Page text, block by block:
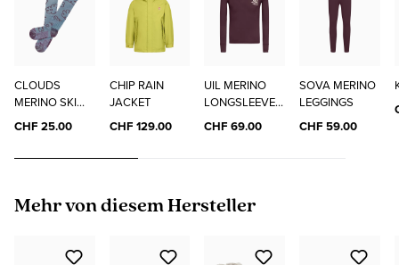
CLOUDS
MERINO SKI
SOCKS
CHF 25.00
CHIP RAIN
JACKET
CHF 129.00
UIL MERINO
LONGSLEEVE
"ELO"
CHF 69.00
SOVA MERINO
LEGGINGS
CHF 59.00
Produktgalerie überspringen
Mehr von diesem Hersteller